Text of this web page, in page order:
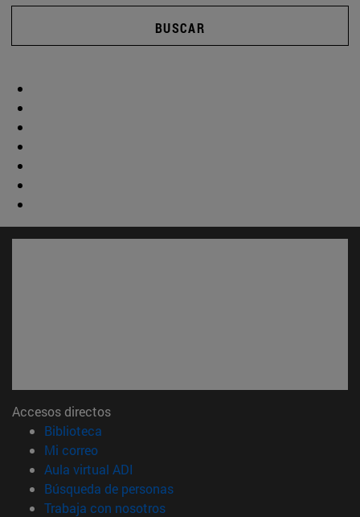
BUSCAR
Accesos directos
Biblioteca
Mi correo(abre en nueva ventana)
Aula virtual ADI
Búsqueda de personas(abre en nueva ventana)
Trabaja con nosotros(abre en nueva ventana)